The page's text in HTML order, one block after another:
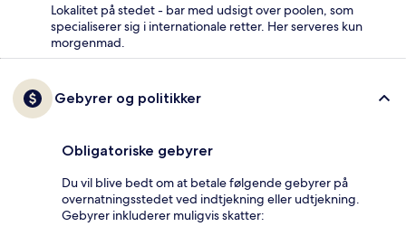
Lokalitet på stedet - bar med udsigt over poolen, som
specialiserer sig i internationale retter. Her serveres kun
morgenmad.
Gebyrer og politikker
Obligatoriske gebyrer
Du vil blive bedt om at betale følgende gebyrer på
overnatningsstedet ved indtjekning eller udtjekning.
Gebyrer inkluderer muligvis skatter: